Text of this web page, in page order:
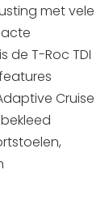
met vele
de T-Roc TDI
Cruise